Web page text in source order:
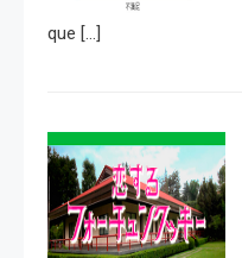
que […]